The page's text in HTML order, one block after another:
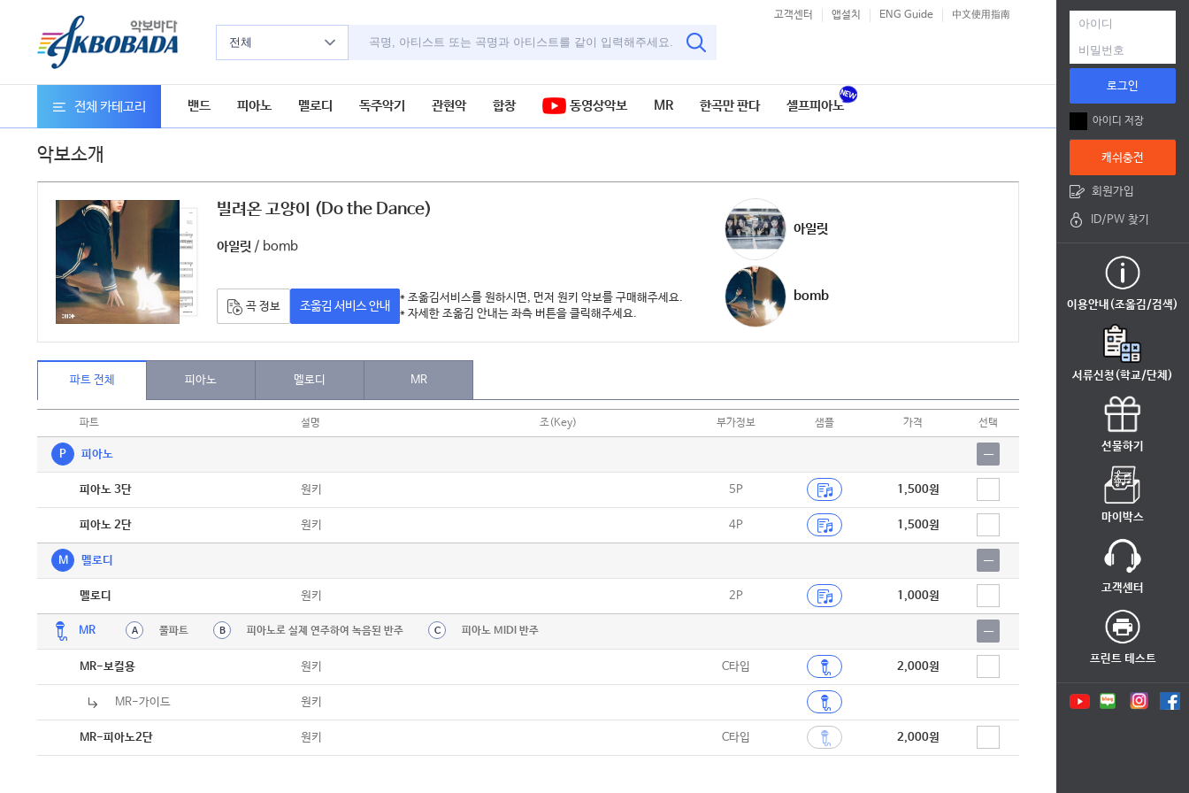
전체
고객센터 앱설치 ENG Guide 中文使用指南
전체 카테고리 밴드 피아노 멜로디 독주악기 관현악 합창 동영상악보 MR 한곡만 판다 셀프피아노
악보소개
빌려온 고양이 (Do the Dance)
아일릿 / bomb
곡 정보 조옮김 서비스 안내
* 조옮김서비스를 원하시면, 먼저 원키 악보를 구매해주세요.
* 자세한 조옮김 안내는 좌측 버튼을 클릭해주세요.
아일릿
bomb
파트 전체 피아노 멜로디 MR
파트 설명 조(Key) 부가정보 샘플 가격 선택
P 피아노
피아노 3단 원키 5P 1,500원
피아노 2단 원키 4P 1,500원
M 멜로디
멜로디 원키 2P 1,000원
MR A 풀파트 B 피아노로 실제 연주하여 녹음된 반주 C 피아노 MIDI 반주
MR-보컬용 원키 C타입 2,000원
MR-가이드 원키
MR-피아노2단 원키 C타입 2,000원
로그인
아이디 저장
캐쉬충전
회원가입
ID/PW 찾기
이용안내(조옮김/검색)
서류신청(학교/단체)
선물하기
마이박스
고객센터
프린트 테스트